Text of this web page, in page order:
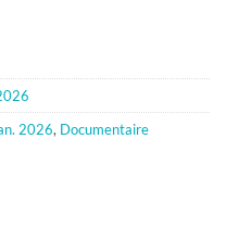
2026, Documentaire